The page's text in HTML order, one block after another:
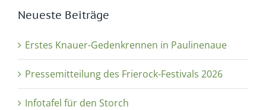
Neueste Beiträge
Erstes Knauer-Gedenkrennen in Paulinenaue
Pressemitteilung des Frierock-Festivals 2026
Infotafel für den Storch